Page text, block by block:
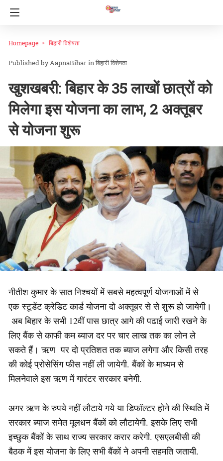
Homepage बिहारी विशेषता
AapnaBihar inबिहारी विशेषता
खुशखबरी: बिहार के 35 लाखों छात्रों को
मिलेगा इस योजना का लाभ, 2 अक्तूबर
से योजना शुरू
नीतीश कुमार के सात निश्चयों में सबसे महत्वपूर्ण योजनाओं में से
एक स्टूडेंट क्रेडिट कार्ड योजना दो अक्तूबर से से शुरू हो जायेगी।
अब बिहार के सभी 12वीं पास छात्र आगे की पढाई जारी रखने के
लिए बैंक से काफी कम ब्याज दर पर चार लाख तक का लोन ले
सकते हैं। ऋण पर दो प्रतिशत तक ब्याज लगेगा और किसी तरह
की कोई प्रोसेसिंग फीस नहीं ली जायेगी. बैंकों के माध्यम से
मिलनेवाले इस ऋण में गारंटर सरकार बनेगी.
अगर ऋण के रुपये नहीं लौटाये गये या डिफॉल्टर होने की स्थिति में
सरकार ब्याज समेत मूलधन बैंकों को लौटायेगी. इसके लिए सभी
इच्छुक बैंकों के साथ राज्य सरकार करार करेगी. एसएलबीसी की
बैठक में इस योजना के लिए सभी बैंकों ने अपनी सहमति जतायी.